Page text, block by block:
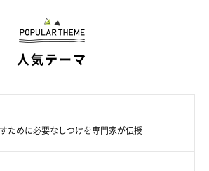
ズ・ライフスタイル・健康状態により 栄
人気テーマ
ために必要なしつけを専門家が伝授